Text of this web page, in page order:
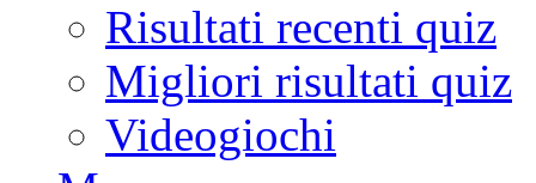
Risultati recenti quiz
Migliori risultati quiz
Videogiochi